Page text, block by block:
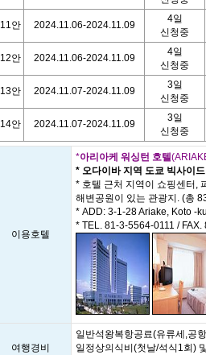
11안 2024.11.06-2024.11.09
4일
신청중
12안 2024.11.06-2024.11.09
4일
신청중
13안 2024.11.07-2024.11.09
3일
신청중
14안 2024.11.07-2024.11.09
3일
신청중
이용호텔
*아리아케 워싱턴 호텔
* 오다이바 지역 도쿄 빅사이
* 호텔 근처 지역이 쇼핑센터,
해변공원이 있는 관광지. (총
* ADD: 3-1-28 Ariake, Koto -
* TEL. 81-3-5564-0111 /
여행경비
일반석왕복항공료(유류세,공
일정상의식비(첫날/석식1회)